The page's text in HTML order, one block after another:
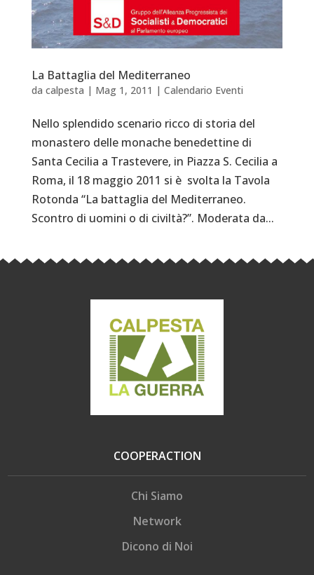
La Battaglia del Mediterraneo
da calpesta | Mag 1, 2011 | Calendario Eventi
Nello splendido scenario ricco di storia del
monastero delle monache benedettine di
Santa Cecilia a Trastevere, in Piazza S. Cecilia a
Roma, il 18 maggio 2011 si è svolta la Tavola
Rotonda “La battaglia del Mediterraneo.
Scontro di uomini o di civiltà?”. Moderata da...
COOPERACTION
Chi Siamo
Network
Dicono di Noi